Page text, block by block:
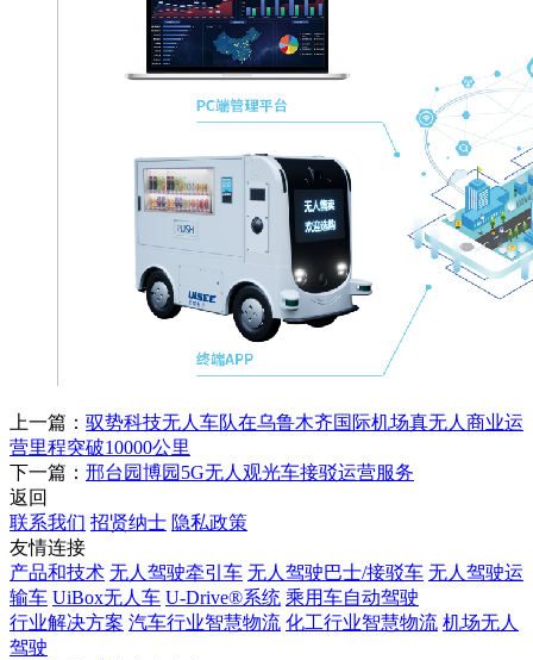
上一篇： 驭势科技无人车队在乌鲁木齐国际机场真无人商业运
营里程突破10000公里
下一篇： 邢台园博园5G无人观光车接驳运营服务
返回
联系我们 招贤纳士 隐私政策
友情连接
产品和技术 无人驾驶牵引车 无人驾驶巴士/接驳车 无人驾驶运
输车 UiBox无人车 U-Drive®系统 乘用车自动驾驶
行业解决方案 汽车行业智慧物流 化工行业智慧物流 机场无人
驾驶